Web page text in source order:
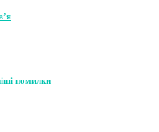
помилки